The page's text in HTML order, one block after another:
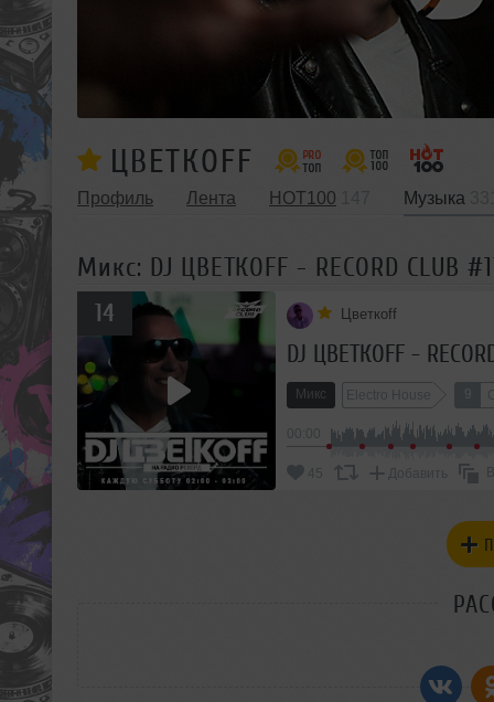
ЦВЕТКОFF
Профиль Лента HOT100 Музыка
Микс: DJ ЦВЕТКОFF - RECORD CLUB
14 Цветкоff
DJ ЦВЕТКОFF -
Микс Electro House 9
45 Добавить